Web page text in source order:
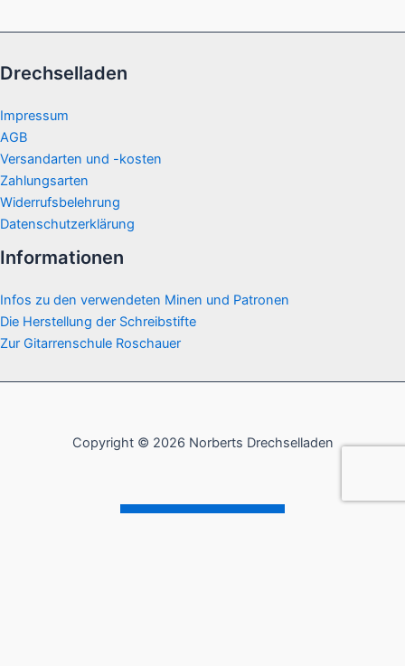
Drechselladen
Impressum
AGB
Versandarten und -kosten
Zahlungsarten
Widerrufsbelehrung
Datenschutzerklärung
Informationen
Infos zu den verwendeten Minen und Patronen
Die Herstellung der Schreibstifte
Zur Gitarrenschule Roschauer
Copyright © 2026 Norberts Drechselladen